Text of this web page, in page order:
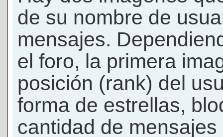
de su nombre de
mensajes.
el foro, la primera
posición (rank) del
forma de estrellas,
cantidad de